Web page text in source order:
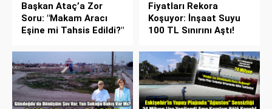
Başkan Ataç’a Zor
Soru: "Makam Aracı
Eşine mi Tahsis Edildi?"
Fiyatları Rekora
Koşuyor: İnşaat Suyu
100 TL Sınırını Aştı!